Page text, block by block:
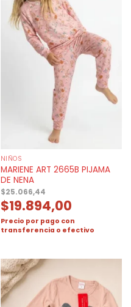
NIÑOS
MARIENE ART 2665B PIJAMA
DE NENA
$25.066,44
$19.894,00
Precio por pago con
transferencia o efectivo